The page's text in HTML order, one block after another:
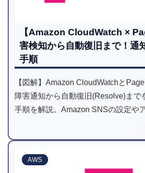
【Amazon CloudWatch ×
害検知から自動復旧まで！通
手順
【図解】Amazon CloudWatchと
障害通知から自動復旧(Resolve)まで
手順を解説。Amazon SNSの設定や
クションを活用して、インシデント
AWS